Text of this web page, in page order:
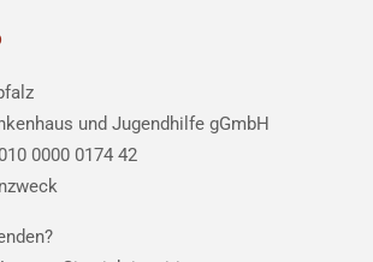
und Jugendhilfe gGmbH
0000 0174 42